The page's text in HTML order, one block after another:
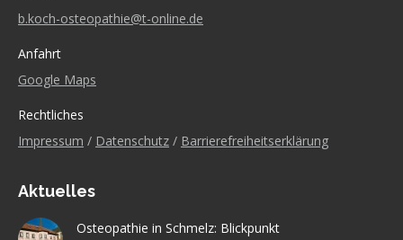
b.koch-osteopathie@t-online.de
Anfahrt
Google Maps
Rechtliches
Impressum / Datenschutz / Barrierefreiheitserklärung
Aktuelles
Osteopathie in Schmelz: Blickpunkt